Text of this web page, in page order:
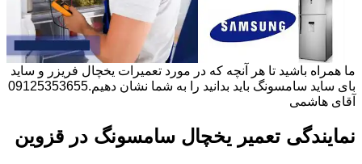
ما همراه باشید تا هر آنچه که در مورد تعمیرات یخچال فریزر و ساید
بای ساید سامسونگ باید بدانید را به شما نشان دهیم.09125353655
آقای هاشمی
نمایندگی تعمیر یخچال سامسونگ در قزوین